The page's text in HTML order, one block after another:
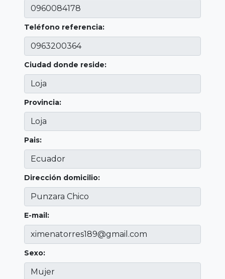
Teléfono referencia:
Ciudad donde reside:
Provincia:
Pais:
Dirección domicilio:
E-mail:
Sexo: